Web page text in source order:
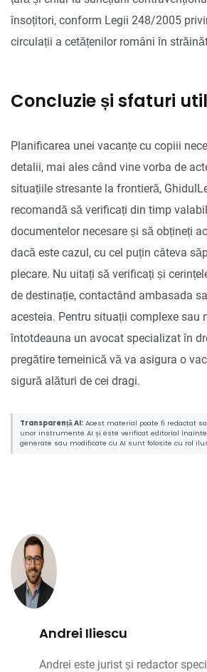
însoțitori, conform Legii 248/2005
circulații a cetățenilor români în
Concluzie și sfaturi
Planificarea unei vacanțe cu copiii
detalii, mai ales când vine vorba de
situațiile stresante la frontieră,
recomandă să verificați din timp
documentelor necesare și să obțineți
dacă este cazul, cu cel puțin câteva
plecare. Nu uitați să verificați și
de destinație, contactând ambasada
acesteia. Pentru situații complexe sau
întotdeauna un avocat specializat în
pregătire temeinică vă va asigura o
sigură alături de cei dragi.
Transparență AI: Acest material poate fi redactat
unor instrumente AI și este verificat editorial
generate sau modificate cu AI sunt folosite cu rol
Andrei Iliescu
Andrei este jurist și redactor